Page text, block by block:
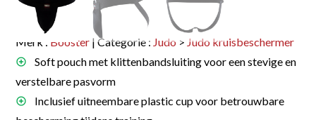
Merk : Booster | Categorie : Judo > Judo kruisbeschermer
Soft pouch met klittenbandsluiting voor een stevige en
verstelbare pasvorm
Inclusief uitneembare plastic cup voor betrouwbare